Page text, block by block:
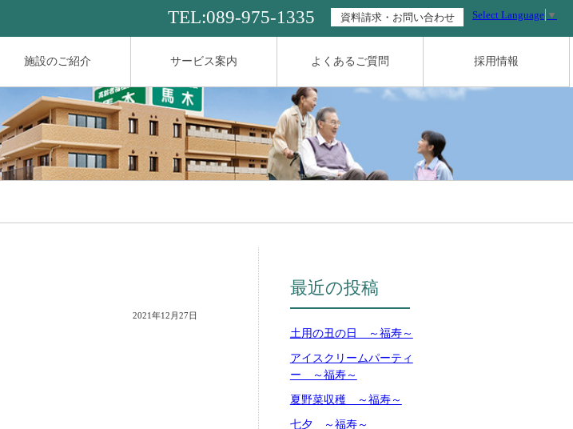
施設のご紹介 サービス案内 よくあるご質問 採用情報
TEL:089-975-1335 資料請求・お問い合わせ Select Language ▼
2021年12月27日
最近の投稿
土用の丑の日 ～福寿～
アイスクリームパーティ
ー ～福寿～
夏野菜収穫 ～福寿～
七夕 ～福寿～